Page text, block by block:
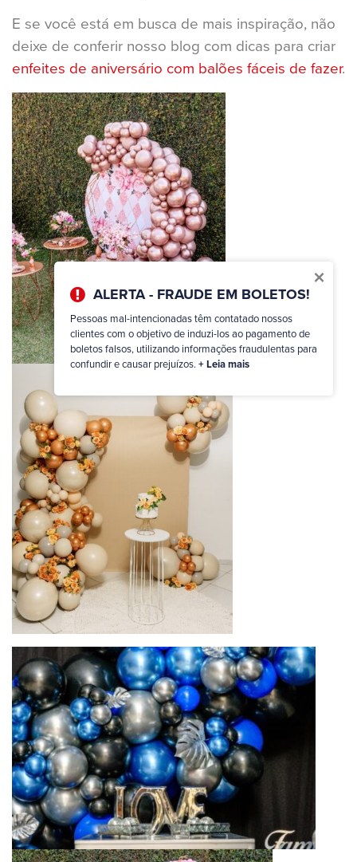
×
ALERTA - FRAUDE EM BOLETOS!
Pessoas mal-intencionadas têm contatado nossos
clientes com o objetivo de induzi-los ao pagamento de
boletos falsos, utilizando informações fraudulentas para
confundir e causar prejuízos. + Leia mais
E se você está em busca de mais inspiração, não
deixe de conferir nosso blog com dicas para criar
enfeites de aniversário com balões fáceis de fazer.